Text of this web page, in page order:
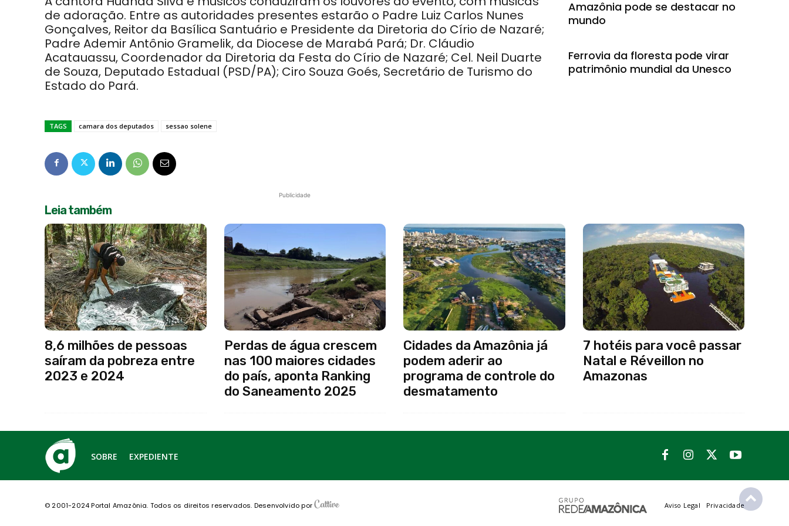
de adoração. Entre as autoridades presentes estarão o Padre Luiz Carlos Nunes
Gonçalves, Reitor da Basílica Santuário e Presidente da Diretoria do Círio de Nazaré;
Padre Ademir Antônio Gramelik, da Diocese de Marabá Pará; Dr. Cláudio
Acatauassu, Coordenador da Diretoria da Festa do Círio de Nazaré; Cel. Neil Duarte
de Souza, Deputado Estadual (PSD/PA); Ciro Souza Goés, Secretário de Turismo do
Estado do Pará.
TAGS camara dos deputados sessao solene
Publicidade
Amazônia pode se destacar no
mundo
Ferrovia da floresta pode virar
patrimônio mundial da Unesco
Leia também
8,6 milhões de pessoas
saíram da pobreza entre
2023 e 2024
Perdas de água crescem
nas 100 maiores cidades
do país, aponta Ranking
do Saneamento 2025
Cidades da Amazônia já
podem aderir ao
programa de controle do
desmatamento
7 hotéis para você passar
Natal e Réveillon no
Amazonas
SOBRE EXPEDIENTE
© 2001-2024 Portal Amazônia. Todos os direitos reservados. Desenvolvido por Aviso Legal Privacidade